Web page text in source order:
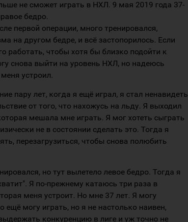
не сможет играть в НХЛ. 9 мая 2019 года 37-
бедро.
первой операции, много тренировался,
на другом бедре, и всё застопорилось. Если
работать, чтобы хотя бы близко подойти к
снова выйти на уровень НХЛ, но надеюсь
устроил.
пару лет, когда я ещё играл, я стал ненавидеть
от того, что нахожусь на льду. Я выходил
мешала мне играть. Я мог хотеть сыграть
не в состоянии сделать это. Тогда я
перезагрузиться, чтобы снова полюбить
но тут вылетело левое бедро. Тогда я
Я по-прежнему катаюсь три раза в
меня устроит. Но мне 37 лет. Я могу
ещё могу играть, но я не настолько наивен,
конкуренцию в лиге и уж точно не